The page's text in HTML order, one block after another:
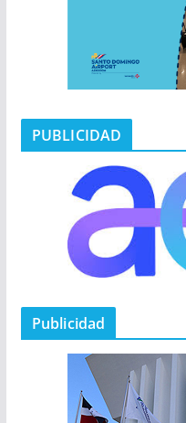
PUBLICIDAD
Publicidad